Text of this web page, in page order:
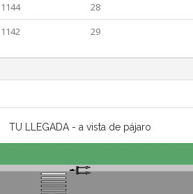
1144 28
1142 29
TU LLEGADA - a vista de pájaro